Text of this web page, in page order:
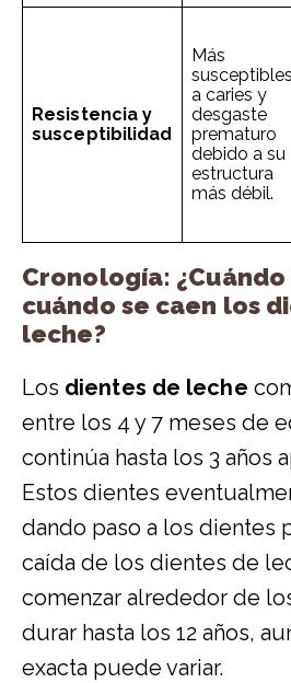
Resistencia y
susceptibilidad
Más
susceptibles
a caries y
desgaste
prematuro
debido a su
estructura
más débil.
Cronología: ¿Cuándo
cuándo se caen los
leche?
Los dientes de leche
entre los 4 y 7 meses de
continúa hasta los 3 años
Estos dientes
dando paso a los dientes
caída de los dientes de
comenzar alrededor de
durar hasta los 12 años,
exacta puede variar.